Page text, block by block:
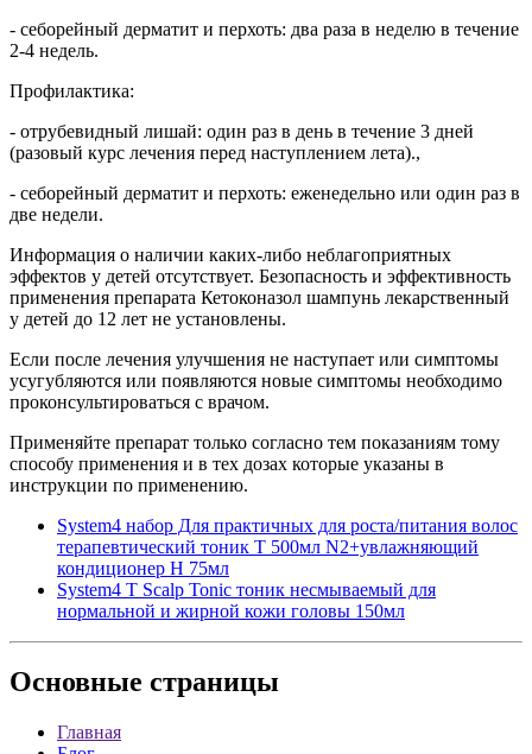
- себорейный дерматит и перхоть: два раза в неделю в течение
2-4 недель.
Профилактика:
- отрубевидный лишай: один раз в день в течение 3 дней
(разовый курс лечения перед наступлением лета).,
- себорейный дерматит и перхоть: еженедельно или один раз в
две недели.
Информация о наличии каких-либо неблагоприятных
эффектов у детей отсутствует. Безопасность и эффективность
применения препарата Кетоконазол шампунь лекарственный
у детей до 12 лет не установлены.
Если после лечения улучшения не наступает или симптомы
усугубляются или появляются новые симптомы необходимо
проконсультироваться с врачом.
Применяйте препарат только согласно тем показаниям тому
способу применения и в тех дозах которые указаны в
инструкции по применению.
System4 набор Для практичных для роста/питания волос
терапевтический тоник Т 500мл N2+увлажняющий
кондиционер Н 75мл
System4 T Scalp Tonic тоник несмываемый для
нормальной и жирной кожи головы 150мл
Основные страницы
Главная